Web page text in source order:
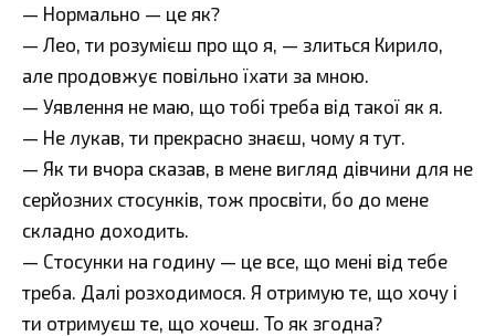
— Нормально — це як?
— Лео, ти розумієш про що я, — злиться Кирило,
але продовжує повільно їхати за мною.
— Уявлення не маю, що тобі треба від такої як я.
— Не лукав, ти прекрасно знаєш, чому я тут.
— Як ти вчора сказав, в мене вигляд дівчини для не
серйозних стосунків, тож просвіти, бо до мене
складно доходить.
— Стосунки на годину — це все, що мені від тебе
треба. Далі розходимося. Я отримую те, що хочу і
ти отримуєш те, що хочеш. То як згодна?